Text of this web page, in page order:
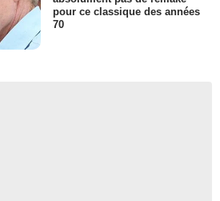
pour ce classique des années
70